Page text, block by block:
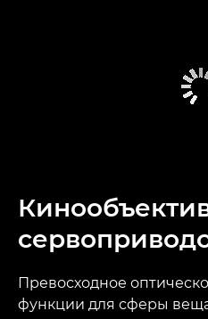
Превосходное
функции для сферы